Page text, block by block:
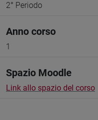
2° Periodo
Anno corso
1
Spazio Moodle
Link allo spazio del corso